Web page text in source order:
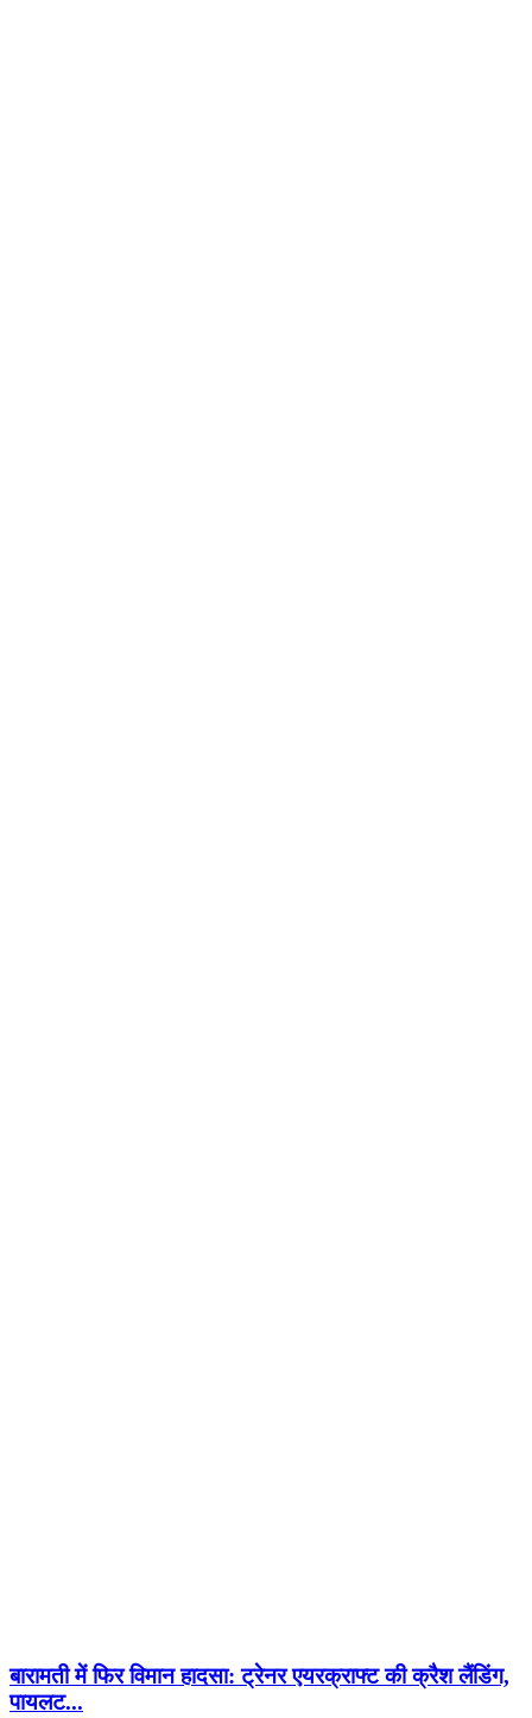
बारामती में फिर विमान हादसा: ट्रेनर एयरक्राफ्ट की क्रैश लैंडिंग,
पायलट...